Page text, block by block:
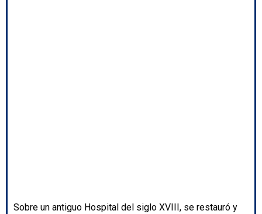
Sobre un antiguo Hospital del siglo XVIII, se restauró y